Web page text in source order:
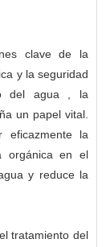
clave de la
y la seguridad
del agua , la
un papel vital.
eficazmente la
orgánica en el
y reduce la
tratamiento del